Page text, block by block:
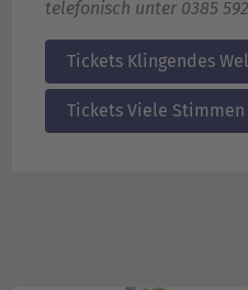
telefonisch unter 0385
Tickets Klingendes
Tickets Viele Stimmen